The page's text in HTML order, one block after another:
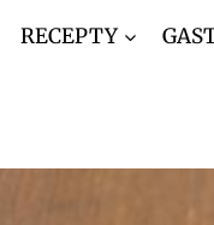
RECEPTY